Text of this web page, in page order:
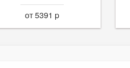
от 5391 p